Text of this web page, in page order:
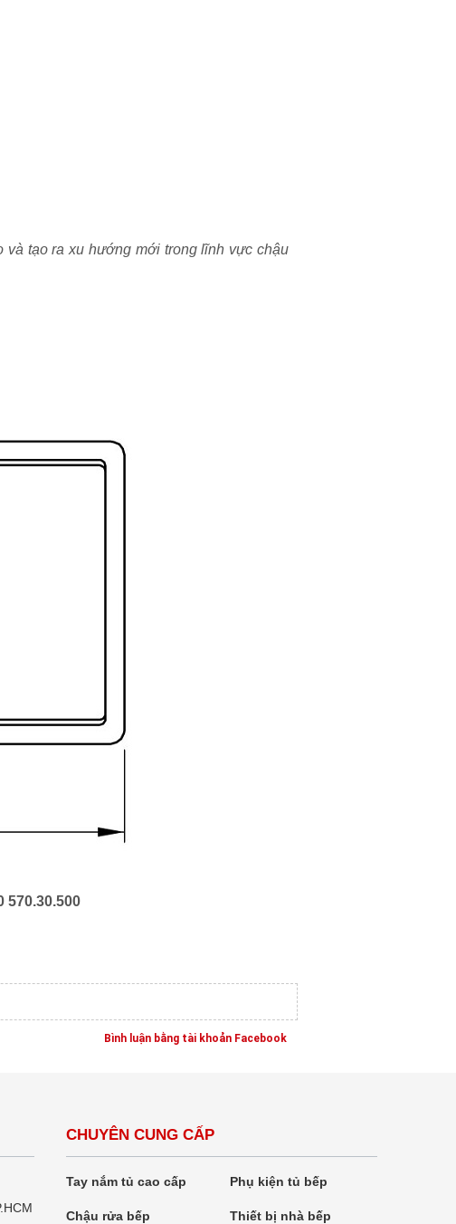
tạo ra xu hướng mới trong lĩnh vực chậu
570.30.500
Bình luận bằng tài khoản Facebook
CHUYÊN CUNG CẤP
Tay nắm tủ cao cấp Phụ kiện tủ bếp
Chậu rửa bếp Thiết bị nhà bếp